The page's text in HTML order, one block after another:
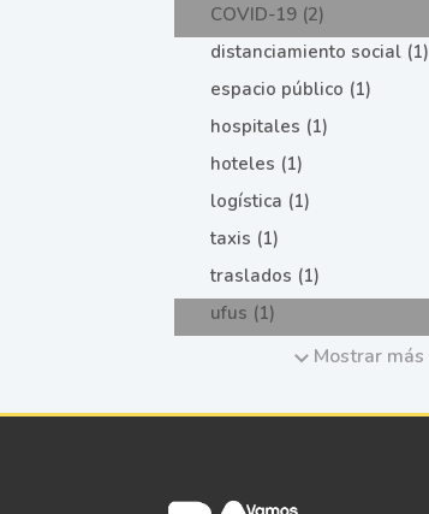
COVID-19 (2)
distanciamiento social (1)
espacio público (1)
hospitales (1)
hoteles (1)
logística (1)
taxis (1)
traslados (1)
ufus (1)
Mostrar más